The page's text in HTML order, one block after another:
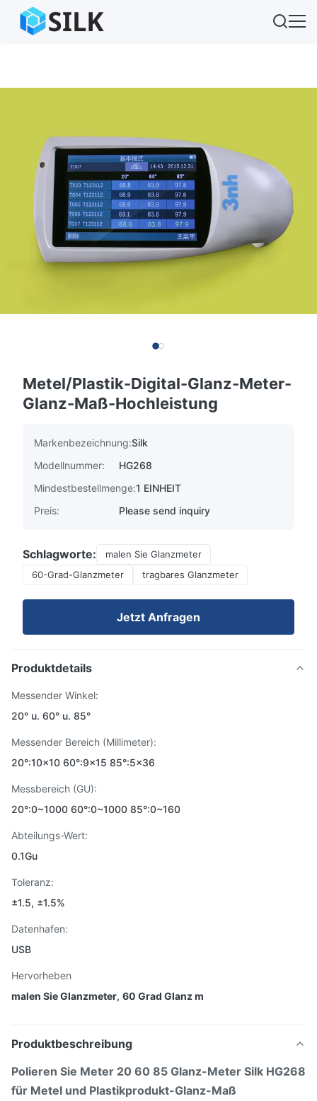
Metel/Plastik-Digital-Glanz-Meter-
Glanz-Maß-Hochleistung
Markenbezeichnung:Silk
Modellnummer:
HG268
Mindestbestellmenge:1 EINHEIT
Preis:
Please send inquiry
Schlagworte:
malen Sie Glanzmeter
60-Grad-Glanzmeter
tragbares Glanzmeter
Jetzt Anfragen
Produktdetails
Messender Winkel:
20° u. 60° u. 85°
Messender Bereich (Millimeter):
20°:10x10 60°:9x15 85°:5x36
Messbereich (GU):
20°:0~1000 60°:0~1000 85°:0~160
Abteilungs-Wert:
0.1Gu
Toleranz:
±1.5, ±1.5%
Datenhafen:
USB
Hervorheben
malen Sie Glanzmeter, 60 Grad Glanz m
Produktbeschreibung
Polieren Sie Meter 20 60 85 Glanz-Meter Silk HG268
für Metel und Plastikprodukt-Glanz-Maß